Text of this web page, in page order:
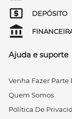
DEPÓSITO
Ajuda e suporte
Venha Fazer Parte
Quem Somos
Política De